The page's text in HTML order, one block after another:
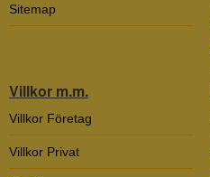
Sitemap
Villkor m.m.
Villkor Företag
Villkor Privat